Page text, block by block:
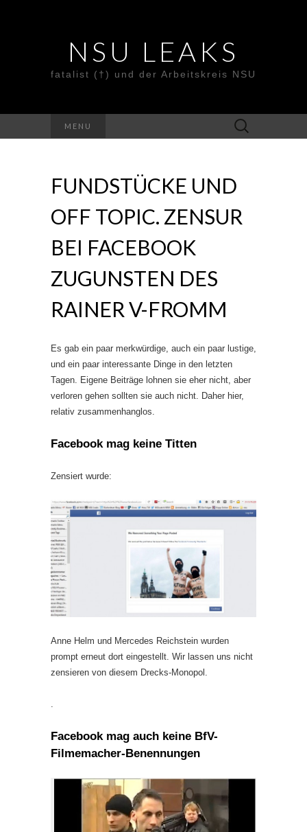
NSU LEAKS
fatalist (†) und der Arbeitskreis NSU
MENU
Suche
nach:
FUNDSTÜCKE UND
OFF TOPIC. ZENSUR
BEI FACEBOOK
ZUGUNSTEN DES
RAINER V-FROMM
Es gab ein paar merkwürdige, auch ein paar lustige,
und ein paar interessante Dinge in den letzten
Tagen. Eigene Beiträge lohnen sie eher nicht, aber
verloren gehen sollten sie auch nicht. Daher hier,
relativ zusammenhanglos.
Facebook mag keine Titten
Zensiert wurde:
Anne Helm und Mercedes Reichstein wurden
prompt erneut dort eingestellt. Wir lassen uns nicht
zensieren von diesem Drecks-Monopol.
Facebook mag auch keine BfV-
Filmemacher-Benennungen